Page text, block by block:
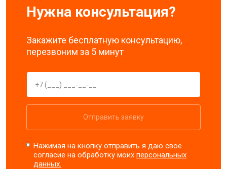
Нужна консультация?
Закажите бесплатную консультацию,
перезвоним за 5 минут
Отправить заявку
Нажимая на кнопку отправить я даю свое
согласие на обработку моихперсональных
данных.